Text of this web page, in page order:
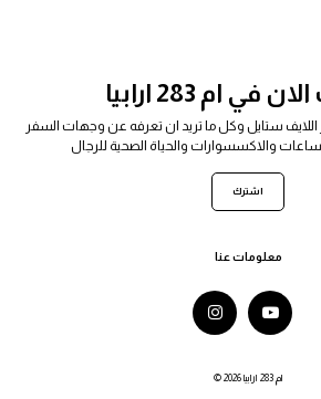
في ام 283 ارابيا
اللايف ستايل وكل ما تريد ان تعرفه عن وجهات السفر
والاكسسوارات والحياة الصحية للرجال
اشترك
معلومات عنا
© 2026 ام 283 ارابيا